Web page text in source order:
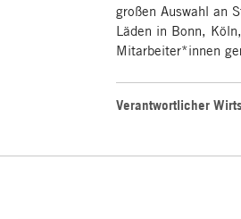
großen Auswahl an
Läden in Bonn,
Mitarbeiter*innen
Verantwortlicher